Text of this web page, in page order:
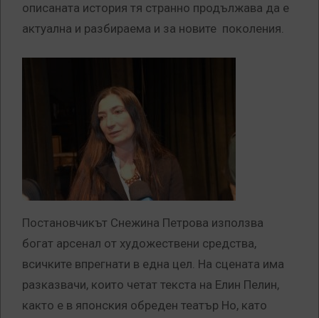
описаната история тя странно продължава да е
актуална и разбираема и за новите поколения.
Постановчикът Снежина Петрова използва
богат арсенал от художествени средства,
всичките впрегнати в една цел. На сцената има
разказвачи, които четат текста на Елин Пелин,
както е в японския обреден театър Но, като